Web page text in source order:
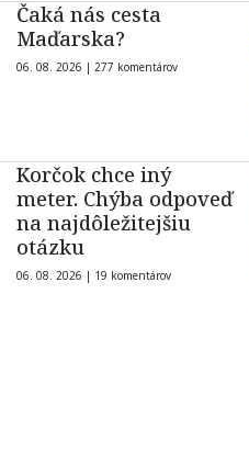
Čaká nás cesta
Maďarska?
06. 08. 2026 | 277 komentárov
Korčok chce iný
meter. Chýba odpoveď
na najdôležitejšiu
otázku
06. 08. 2026 | 19 komentárov